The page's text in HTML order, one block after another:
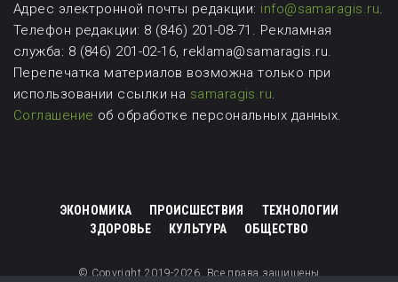
Адрес электронной почты редакции: info@samaragis.ru.
Телефон редакции: 8 (846) 201-08-71. Рекламная
служба: 8 (846) 201-02-16, reklama@samaragis.ru.
Перепечатка материалов возможнатолько при
использовании ссылки на samaragis.ru.
Соглашение об обработке персональных данных.
ЭКОНОМИКА ПРОИСШЕСТВИЯ
ТЕХНОЛОГИИ
ЗДОРОВЬЕ
КУЛЬТУРА ОБЩЕСТВО
© Copyright 2019-2026. Все права защищены